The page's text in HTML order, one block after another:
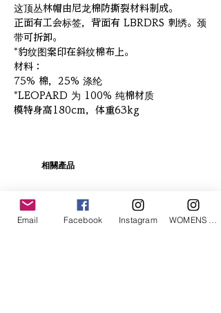
这顶丛林帽由尼龙棉防撕裂材料制成。
正面有工会标签，背面有 LBRDRS 刺绣。颈
带可拆卸。
*豹纹图案印在斜纹棉布上。
材料：
75% 棉，25% 涤纶
*LEOPARD 为 100% 纯棉材质
模特身高180cm，体重63kg
相關產品
Email Facebook Instagram